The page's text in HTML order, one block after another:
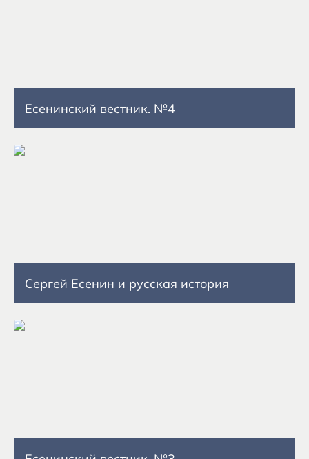
Есенинский вестник. №4
Сергей Есенин и русская история